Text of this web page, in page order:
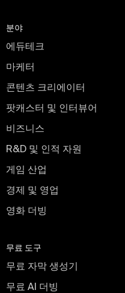
분야
에듀테크
마케터
콘텐츠 크리에이터
팟캐스터 및 인터뷰어
비즈니스
R&D 및 인적 자원
게임 산업
경제 및 영업
영화 더빙
무료 도구
무료 자막 생성기
무료 AI 더빙